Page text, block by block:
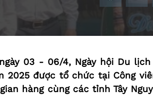
03 - 06/4, Ngày hội Du
2025 được tổ chức tại Công
hàng cùng các tỉnh Tây